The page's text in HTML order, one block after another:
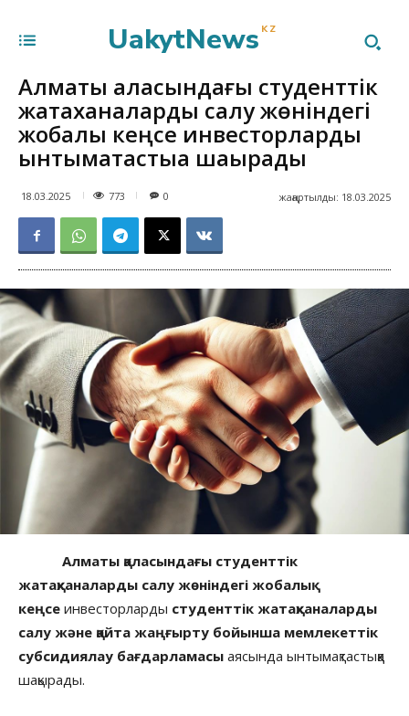
UakytNews KZ
Алматы қаласындағы студенттік
жатақханаларды салу жөніндегі
жобалық кеңсе инвесторларды
ынтымақтастыққа шақырады
18.03.2025 773 жаңартылды: 18.03.2025
0
Алматы қаласындағы студенттік
жатақханаларды салу жөніндегі жобалық
кеңсе инвесторларды студенттік жатақханаларды
салу және қайта жаңғырту бойынша мемлекеттік
субсидиялау бағдарламасы аясында ынтымақтастыққа
шақырады.